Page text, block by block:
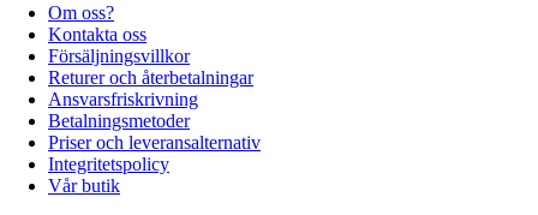
Om oss?
Kontakta oss
Försäljningsvillkor
Returer och återbetalningar
Ansvarsfriskrivning
Betalningsmetoder
Priser och leveransalternativ
Integritetspolicy
Vår butik